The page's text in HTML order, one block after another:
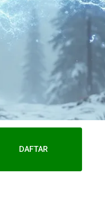
DAFTAR